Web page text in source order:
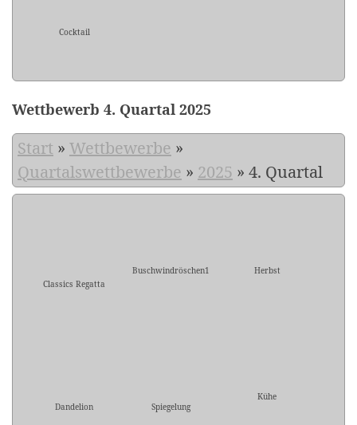
Cocktail
Wettbewerb 4. Quartal 2025
Start » Wettbewerbe »
Quartalswettbewerbe » 2025 » 4. Quartal
Classics Regatta
Buschwindröschen1 Herbst
Dandelion Spiegelung
Kühe